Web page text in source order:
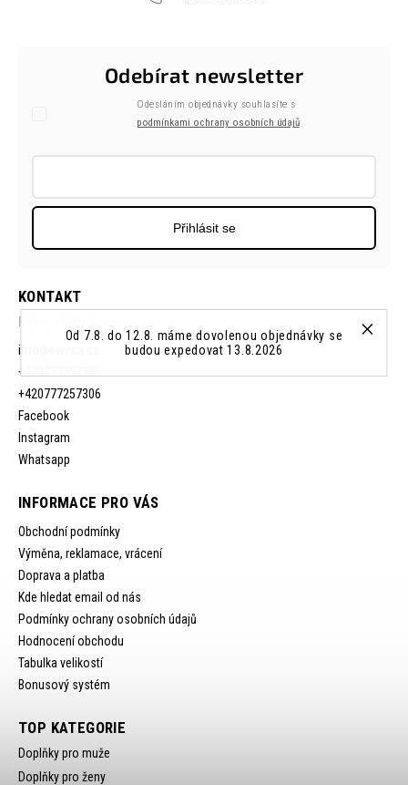
Od 7.8. do 12.8. máme dovolenou objednávky se
budou expedovat 13.8.2026
KONTAKT
info
+420777257306
+420777257306
Facebook
Instagram
Whatsapp
INFORMACE PRO VÁS
Obchodní podmínky
Výměna, reklamace, vrácení
Doprava a platba
Kde hledat email od nás
Podmínky ochrany osobních údajů
Hodnocení obchodu
Tabulka velikostí
Bonusový systém
Odebírat newsletter
Odesláním objednávky souhlasíte s
podmínkami ochrany osobních údajů
Přihlásit se
TOP KATEGORIE
Doplňky pro muže
Doplňky pro ženy